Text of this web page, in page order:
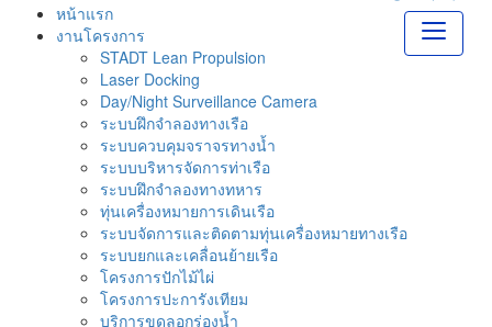
หน้าแรก
งานโครงการ
STADT Lean Propulsion
Laser Docking
Day/Night Surveillance Camera
ระบบฝึกจำลองทางเรือ
ระบบควบคุมจราจรทางน้ำ
ระบบบริหารจัดการท่าเรือ
ระบบฝึกจำลองทางทหาร
ทุ่นเครื่องหมายการเดินเรือ
ระบบจัดการและติดตามทุ่นเครื่องหมายทางเรือ
ระบบยกและเคลื่อนย้ายเรือ
โครงการปักไม้ไผ่
โครงการปะการังเทียม
บริการขุดลอกร่องน้ำ